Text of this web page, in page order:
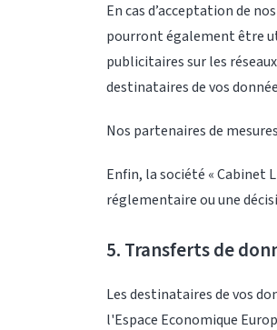
En cas d’acceptation de
pourront également être
publicitaires sur les
destinataires de vos
Nos partenaires de
Enfin, la société « Cabinet
réglementaire ou une
5. Transferts de
Les destinataires de vos
l'Espace Economique